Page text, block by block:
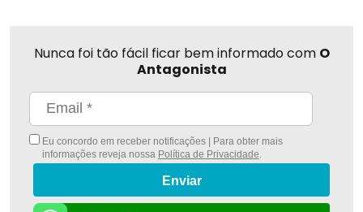
Nunca foi tão fácil ficar bem informado com O
Antagonista
Eu concordo em receber notificações | Para obter mais
informações reveja nossa Política de Privacidade
Enviar